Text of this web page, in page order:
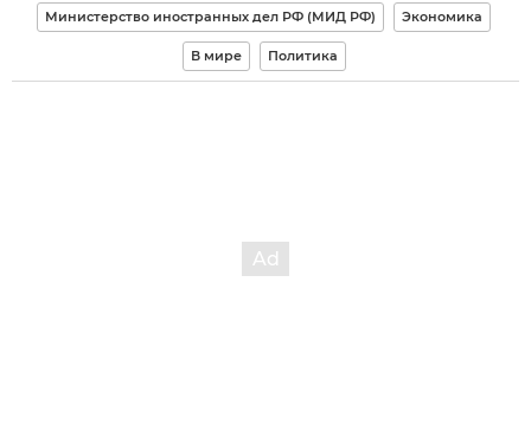
Министерство иностранных дел РФ (МИД РФ) Экономика
В мире Политика